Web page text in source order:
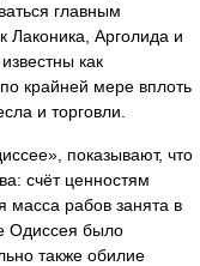
главным
Лаконика, Арголида и
как
крайней мере вплоть
и торговли.
показывают, что
счёт ценностям
масса рабов занята в
Одиссея было
также обилие